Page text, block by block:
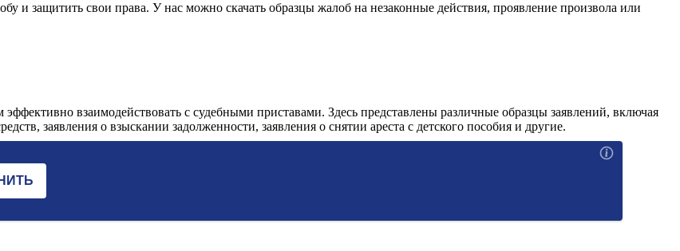
и защитить свои права. У нас можно скачать образцы жалоб на незаконные действия, проявление произвола или
взаимодействовать с судебными приставами. Здесь представлены различные образцы заявлений, включая
заявления о взыскании задолженности, заявления о снятии ареста с детского пособия и другие.